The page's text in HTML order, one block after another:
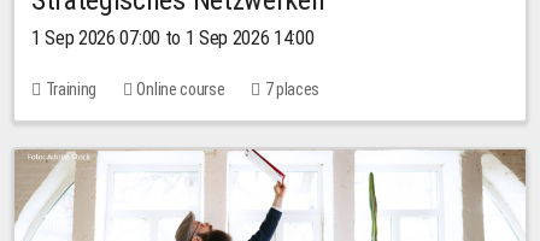
1 Sep 2026 07:00 to 1 Sep 2026 14:00
Training Online course 7 places